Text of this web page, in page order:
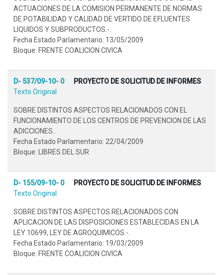
ACTUACIONES DE LA COMISION PERMANENTE DE NORMAS
DE POTABILIDAD Y CALIDAD DE VERTIDO DE EFLUENTES
LIQUIDOS Y SUBPRODUCTOS.-.
Fecha Estado Parlamentario: 13/05/2009
Bloque: FRENTE COALICION CIVICA
D- 537/09-10- 0
PROYECTO DE SOLICITUD DE INFORMES
Texto Original
SOBRE DISTINTOS ASPECTOS RELACIONADOS CON EL
FUNCIONAMIENTO DE LOS CENTROS DE PREVENCION DE LAS
ADICCIONES..
Fecha Estado Parlamentario: 22/04/2009
Bloque: LIBRES DEL SUR
D- 155/09-10- 0
PROYECTO DE SOLICITUD DE INFORMES
Texto Original
SOBRE DISTINTOS ASPECTOS RELACIONADOS CON
APLICACION DE LAS DISPOSICIONES ESTABLECIDAS EN LA
LEY 10699, LEY DE AGROQUIMICOS.-.
Fecha Estado Parlamentario: 19/03/2009
Bloque: FRENTE COALICION CIVICA